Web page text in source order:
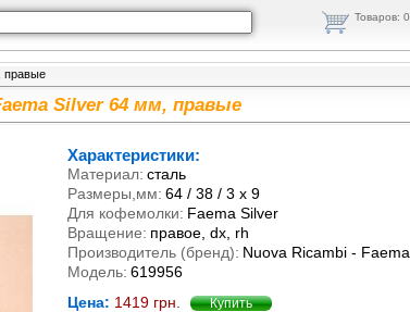
Товаров: 0
правые
Silver 64 мм, правые
Характеристики:
Материал: сталь
Размеры,мм: 64 / 38 / 3 х 9
Для кофемолки: Faema Silver
Вращение: правое, dx, rh
Производитель (бренд): Nuova Ricambi - Faema
Модель: 619956
Цена: 1419 грн. Купить